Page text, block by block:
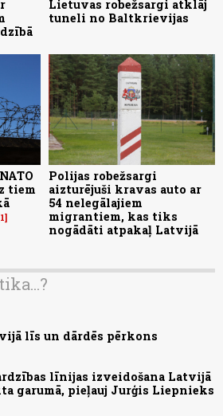
Lietuvas robežsargi atklāj
tuneli no Baltkrievijas
tiem
1
Polijas robežsargi
aizturējuši kravas auto ar
54 nelegālajiem
migrantiem, kas tiks
nogādāti atpakaļ Latvijā
līs un dārdēs pērkons
līnijas izveidošana Latvijā
garumā, pieļauj Jurģis Liepnieks